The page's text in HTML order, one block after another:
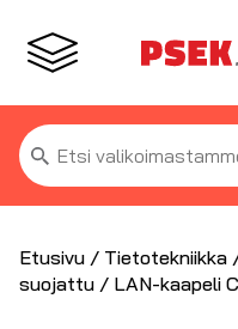
Etsi:
Etusivu / Tietotekniikka
suojattu / LAN-kaapeli